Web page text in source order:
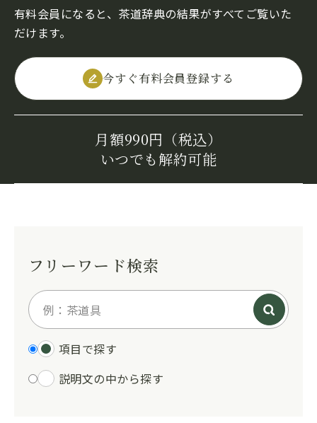
有料会員になると、茶道辞典の結果がすべてご覧いた
だけます。
今すぐ有料会員登録する
月額990円（税込）
いつでも解約可能
フリーワード検索
項目で探す
説明文の中から探す